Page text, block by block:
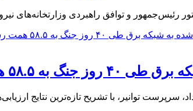
رئیس‌جمهور و توافق راهبردی
به ۵۸.۵ همت رسید
سرپرست توانیر، با تشریح تازه‌ترین نتایج